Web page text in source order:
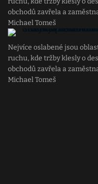
obchodů zavřela a
Michael Tomeš
Nejvíce oslabené jsou
ruchu, kde tržby klesly o
obchodů zavřela a
Michael Tomeš